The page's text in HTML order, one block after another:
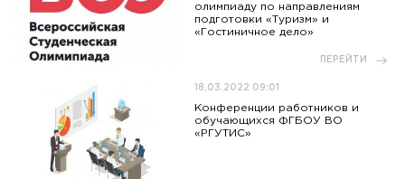
олимпиаду по направлениям
подготовки «Туризм» и
«Гостиничное дело»
ПЕРЕЙТИ
18.03.2022 09:01
Конференции работников и
обучающихся ФГБОУ ВО
«РГУТИС»